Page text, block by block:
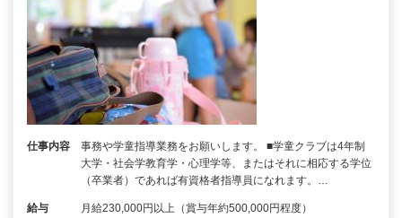
仕事内容
事務や学童指導業務をお願いします。 ■学童クラブは4年制
大学・社会学教育学・心理学等、またはそれに相応する学位
（卒業者）であれば有資格者指導員になれます。…
給与 月給230,000円以上（賞与年約500,000円程度）